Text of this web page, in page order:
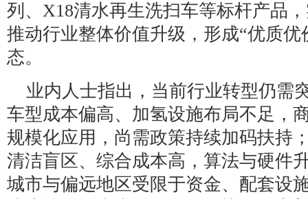
列、X18清水再生洗扫车等标杆产品
推动行业整体价值升级，形成“优质
态。
业内人士指出，当前行业转型仍需
车型成本偏高、加氢设施布局不足，
规模化应用，尚需政策持续加码扶持
清洁盲区、综合成本高，算法与硬件
城市与偏远地区受限于资金、配套设